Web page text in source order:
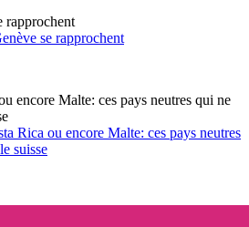
rapprochent
se rapprochent
encore Malte: ces pays neutres qui ne
Rica ou encore Malte: ces pays neutres
suisse